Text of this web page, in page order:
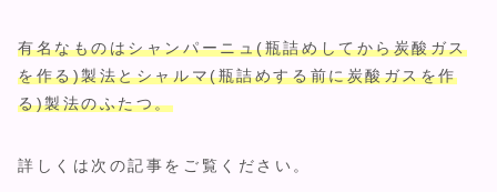
有名なものはシャンパーニュ(瓶詰めしてから炭酸ガス
を作る)製法とシャルマ(瓶詰めする前に炭酸ガスを作
る)製法のふたつ。
詳しくは次の記事をご覧ください。